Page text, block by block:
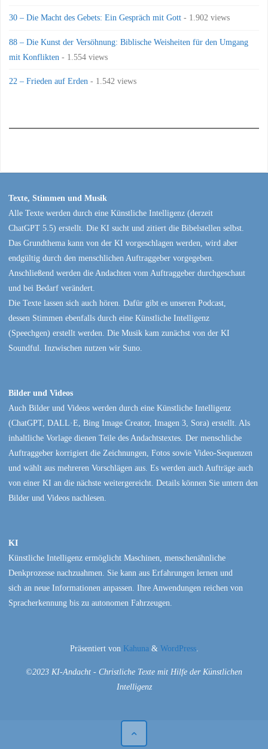
30 – Die Macht des Gebets: Ein Gespräch mit Gott - 1.902 views
88 – Die Kunst der Versöhnung: Biblische Weisheiten für den Umgang
mit Konflikten - 1.554 views
22 – Frieden auf Erden - 1.542 views
Texte, Stimmen und Musik
Alle Texte werden durch eine Künstliche Intelligenz (derzeit
ChatGPT 5.5) erstellt. Die KI sucht und zitiert die Bibelstellen selbst.
Das Grundthema kann von der KI vorgeschlagen werden, wird aber
endgültig durch den menschlichen Auftraggeber vorgegeben.
Anschließend werden die Andachten vom Auftraggeber durchgeschaut
und bei Bedarf verändert.
Die Texte lassen sich auch hören. Dafür gibt es unseren Podcast,
dessen Stimmen ebenfalls durch eine Künstliche Intelligenz
(Speechgen) erstellt werden. Die Musik kam zunächst von der KI
Soundful. Inzwischen nutzen wir Suno.
Bilder und Videos
Auch Bilder und Videos werden durch eine Künstliche Intelligenz
(ChatGPT, DALL·E, Bing Image Creator, Imagen 3, Sora) erstellt. Als
inhaltliche Vorlage dienen Teile des Andachtstextes. Der menschliche
Auftraggeber korrigiert die Zeichnungen, Fotos sowie Video-Sequenzen
und wählt aus mehreren Vorschlägen aus. Es werden auch Aufträge auch
von einer KI an die nächste weitergereicht. Details können Sie untern den
Bilder und Videos nachlesen.
KI
Künstliche Intelligenz ermöglicht Maschinen, menschenähnliche
Denkprozesse nachzuahmen. Sie kann aus Erfahrungen lernen und
sich an neue Informationen anpassen. Ihre Anwendungen reichen von
Spracherkennung bis zu autonomen Fahrzeugen.
Präsentiert von Kahuna & WordPress.
©2023 KI-Andacht - Christliche Texte mit Hilfe der Künstlichen
Intelligenz